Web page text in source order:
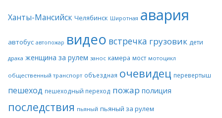
Ханты-Мансийск Челябинск Широтная авария
автобус автопожар видео встречка грузовик дети
драка женщина за рулем занос камера мост мотоцикл
общественный транспорт объездная очевидец перевертыш
пешеход пешеходный переход пожар полиция
последствия пьяный пьяный за рулем